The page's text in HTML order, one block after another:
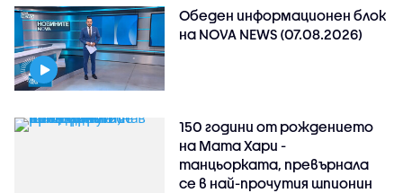
Обеден информационен блок
на NOVA NEWS (07.08.2026)
150 години от рождението
на Мата Хари -
танцьорката, превърнала
се в най-прочутия шпионин